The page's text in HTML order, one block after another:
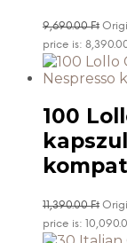
9,690.00Ft
price is:
100
11,390.00Ft
price is: